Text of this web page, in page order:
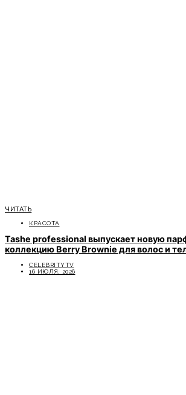
ЧИТАТЬ
КРАСОТА
Tashe professional выпускает новую
коллекцию Berry Brownie для волос и
CELEBRITYTV
16 ИЮЛЯ, 2026